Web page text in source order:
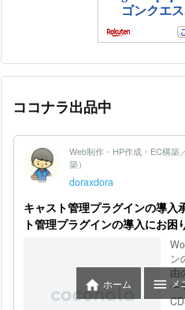
ココナラ出品中
 ホーム  メ